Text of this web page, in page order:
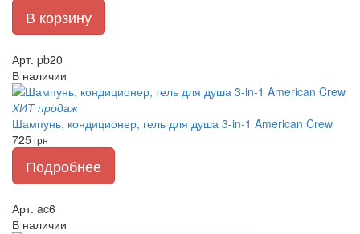
В корзину
Арт. pb20
В наличии
ХИТ продаж
Шампунь, кондиционер, гель для душа 3-in-1 American Crew
725грн
Подробнее
Арт. ac6
В наличии